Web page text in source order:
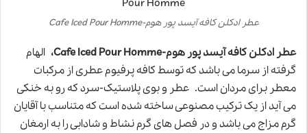
عطر ادکلن کافه آیسد پور هوم-Cafe Iced Pour Homme
عطر ادکلن کافه آیسد پور هوم-Cafe Iced Pour Homme،
الهام
گرفته از سرما می باشد که توسط کافه پرفیوم عطری از مرکبات
معطر برای مردان است. عطر و بوی پلاستیک-سرد که رو به خنکی
می آید از یک ترکیب مصنوعی ساخته شده است که متناسب با آقایان
گرم مزاج می باشد و در فصل های گرم نشاط و شادابی را به ارمغان